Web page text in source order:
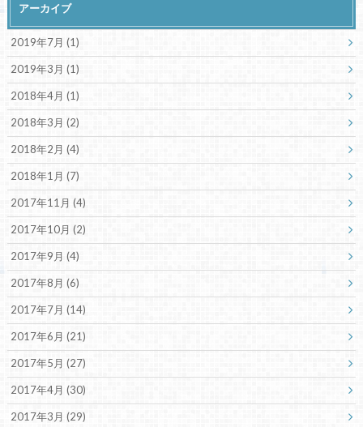
アーカイブ
2019年7月 (1)
2019年3月 (1)
2018年4月 (1)
2018年3月 (2)
2018年2月 (4)
2018年1月 (7)
2017年11月 (4)
2017年10月 (2)
2017年9月 (4)
2017年8月 (6)
2017年7月 (14)
2017年6月 (21)
2017年5月 (27)
2017年4月 (30)
2017年3月 (29)